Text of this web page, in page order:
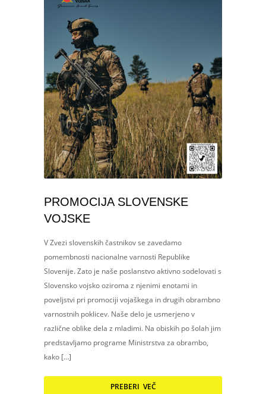
PROMOCIJA SLOVENSKE
VOJSKE
V Zvezi slovenskih častnikov se zavedamo
pomembnosti nacionalne varnosti Republike
Slovenije. Zato je naše poslanstvo aktivno sodelovati s
Slovensko vojsko oziroma z njenimi enotami in
poveljstvi pri promociji vojaškega in drugih obrambno
varnostnih poklicev. Naše delo je usmerjeno v
različne oblike dela z mladimi. Na obiskih po šolah jim
predstavljamo programe Ministrstva za obrambo,
kako […]
PREBERI VEČ